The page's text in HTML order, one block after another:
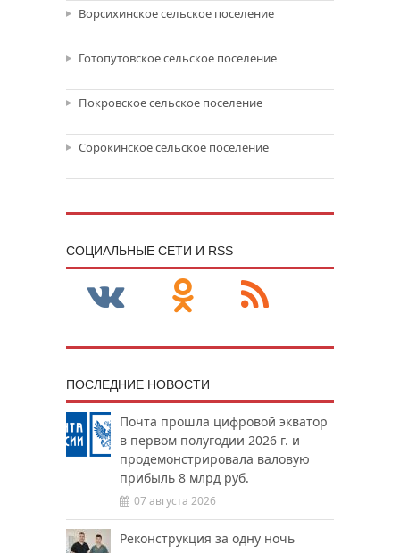
Ворсихинское сельское поселение
Готопутовское сельское поселение
Покровское сельское поселение
Сорокинское сельское поселение
CОЦИАЛЬНЫЕ СЕТИ И RSS
ПОСЛЕДНИЕ НОВОСТИ
Почта прошла цифровой экватор
в первом полугодии 2026 г. и
продемонстрировала валовую
прибыль 8 млрд руб.
07 августа 2026
Реконструкция за одну ночь